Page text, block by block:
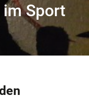
Sport